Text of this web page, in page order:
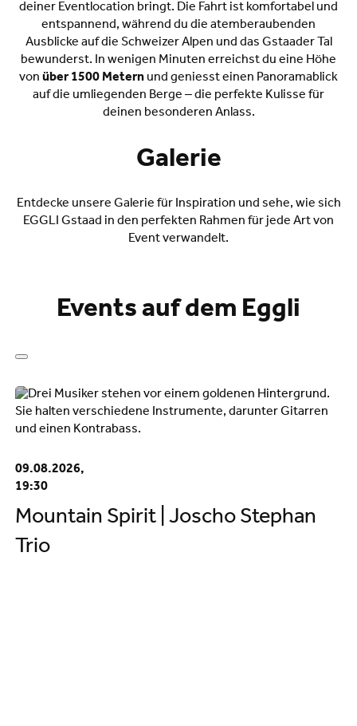
deiner Eventlocation bringt. Die Fahrt ist komfortabel und
entspannend, während du die atemberaubenden
Ausblicke auf die Schweizer Alpen und das Gstaader Tal
bewunderst. In wenigen Minuten erreichst du eine Höhe
von über 1500 Metern und geniesst einen Panoramablick
auf die umliegenden Berge – die perfekte Kulisse für
deinen besonderen Anlass.
Galerie
Entdecke unsere Galerie für Inspiration und sehe, wie sich
EGGLI Gstaad in den perfekten Rahmen für jede Art von
Event verwandelt.
Events auf dem Eggli
09.08.2026,
19:30
Mountain Spirit | Joscho Stephan
Trio